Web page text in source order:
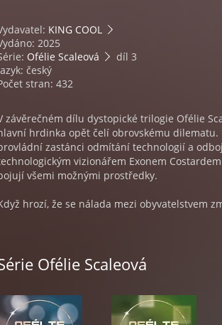
KING COOL
2025
Ofélie Scaleová
díl 3
český
stran: 432
závěrečném dílu dystopické trilogie Ofélie
hrdinka opět čelí obrovskému
zastánci odmítání technologií a
vizionářem Exonem
všemi možnými prostředky.
hrozí, že se nálada mezi obyvatelstvem
kartu a přiznat důvody vyhlášení Odvrácení.
situace však vstoupí velmi překvapivá třetí
všechno je ochotná obětovat, pokud chce
vzdorovat nenávisti a porazit smrt?
Ofélie Scaleová